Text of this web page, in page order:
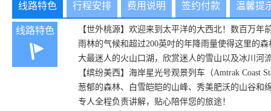
线路特色 行程安排 费用说明 签约付款 温馨提
线路特色
【世外桃源】欢迎来到太平洋的大西北！数百万
雨林的气候和超过200英吋的年降雨量使得这里的
大最迷人的火山口湖，欣赏迷人的雪山以及冰川河
【缤纷美西】海岸星光号观景列车（Amtrak
葱郁的森林、白雪皑皑的山峰、秀美肥沃的山谷和
专人全程负责讲解，贴心陪伴您的旅途！